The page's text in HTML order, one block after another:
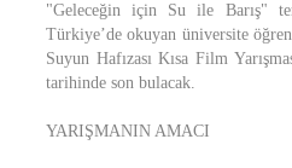
"Geleceğin için Su ile Barış"
Türkiye’de okuyan üniversite
Suyun Hafızası Kısa Film
tarihinde son bulacak.
YARIŞMANIN AMACI